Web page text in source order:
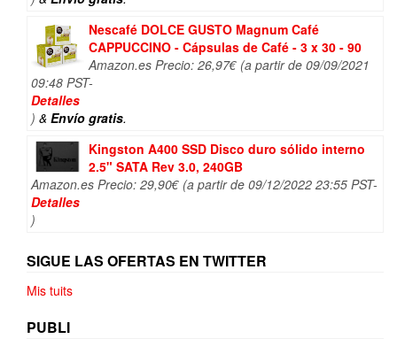
Nescafé DOLCE GUSTO Magnum Café
CAPPUCCINO - Cápsulas de Café - 3 x 30 - 90
Amazon.es Precio: 26,97€ (a partir de 09/09/2021
09:48 PST-
Detalles
) & Envío gratis.
Kingston A400 SSD Disco duro sólido interno
2.5" SATA Rev 3.0, 240GB
Amazon.es Precio: 29,90€ (a partir de 09/12/2022 23:55 PST-
Detalles
)
SIGUE LAS OFERTAS EN TWITTER
Mis tuits
PUBLI